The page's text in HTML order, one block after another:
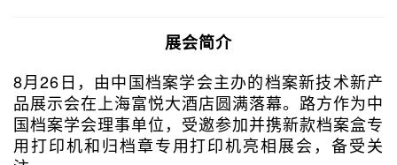
展会简介
8月26日，由中国档案学会主办的档案新技术新产
品展示会在上海富悦大酒店圆满落幕。路方作为中
国档案学会理事单位，受邀参加并携新款档案盒专
用打印机和归档章专用打印机亮相展会，备受关